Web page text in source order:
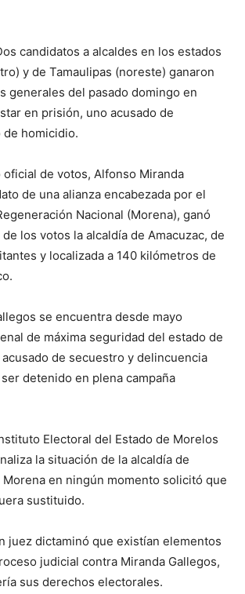
candidatos a alcaldes en los estados
y de Tamaulipas (noreste) ganaron
generales del pasado domingo en
en prisión, uno acusado de
homicidio.
de votos, Alfonso Miranda
de una alianza encabezada por el
Nacional (Morena), ganó
los votos la alcaldía de Amacuzac, de
y localizada a 140 kilómetros de
se encuentra desde mayo
de máxima seguridad del estado de
de secuestro y delincuencia
detenido en plena campaña
Electoral del Estado de Morelos
la situación de la alcaldía de
Morena en ningún momento solicitó que
sustituido.
juez dictaminó que existían elementos
judicial contra Miranda Gallegos,
sus derechos electorales.